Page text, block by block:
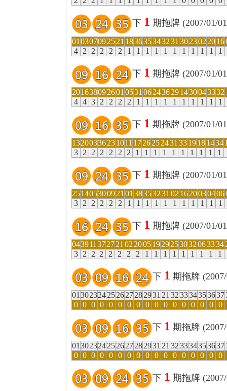
下 1 期拖牌 (2007/01/
01 03070925 21 183635343231 30 2302 20 16
4 2 2 2 2 2 1 1 1 1 1 1 1 1 1 1 1
下 1 期拖牌 (2007/01/
201638092601 0531 06 2436 29 1430043332
4 4 3 2 2 2 2 1 1 1 1 1 1 1 1 1 1
下 1 期拖牌 (2007/01/
1320033623 1011 17 26 25 2431 33 19 18 1434
3 2 2 2 2 2 2 1 1 1 1 1 1 1 1 1 1
下 1 期拖牌 (2007/01/
2514053009 21 01 38353231 02 16 20030406
3 2 2 2 2 2 1 1 1 1 1 1 1 1 1 1 1
下 1 期拖牌 (2007/01/
043911 3727 21 02 2005 19 29 253032063334
3 2 2 2 2 2 2 2 1 1 1 1 1 1 1 1 1
下 1 期拖牌
01 30232425 26 27 28 2931 21 323334353637
0 0 0 0 0 0 0 0 0 0 0 0 0 0 0 0 0
下 1 期拖牌
01 30232425 26 27 28 2931 21 323334353637
0 0 0 0 0 0 0 0 0 0 0 0 0 0 0 0 0
下 1 期拖牌